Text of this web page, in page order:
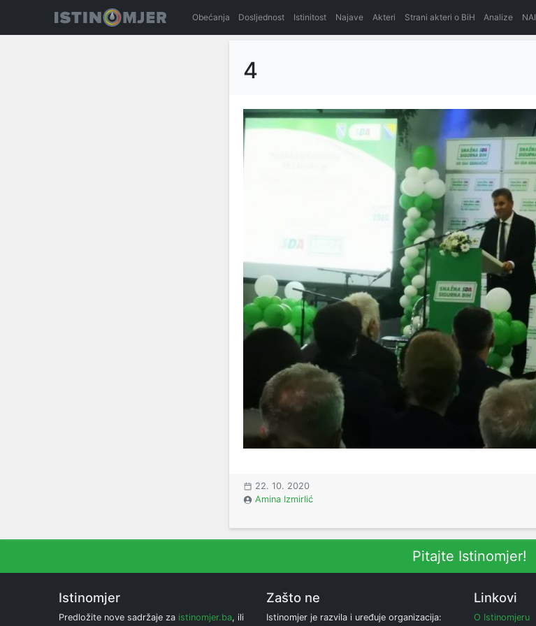
Obećanja Dosljednost Istinitost Najave Akteri Strani akteri o BiH Analize NAI
4
22. 10. 2020
Amina Izmirlić
Pitajte Istinomjer!
Istinomjer
Predložite nove sadržaje za istinomjer.ba, ili
Zašto ne
Istinomjer je razvila i uređuje organizacija:
Linkovi
O Istinomjeru